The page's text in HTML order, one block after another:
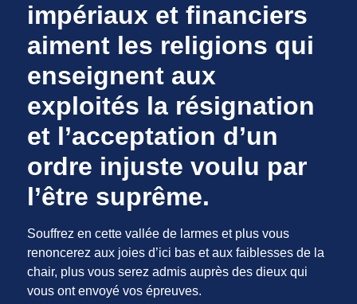
impériaux et financiers
aiment les religions qui
enseignent aux
exploités la résignation
et l’acceptation d’un
ordre injuste voulu par
l’être suprême.
Souffrez en cette vallée de larmes et plus vous
renoncerez aux joies d’ici bas et aux faiblesses de la
chair, plus vous serez admis auprès des dieux qui
vous ont envoyé vos épreuves.